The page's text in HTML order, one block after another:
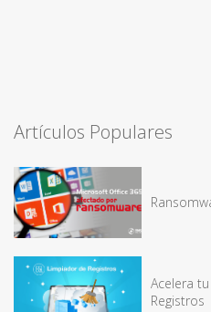
Artículos Populares
Acelera
Registros